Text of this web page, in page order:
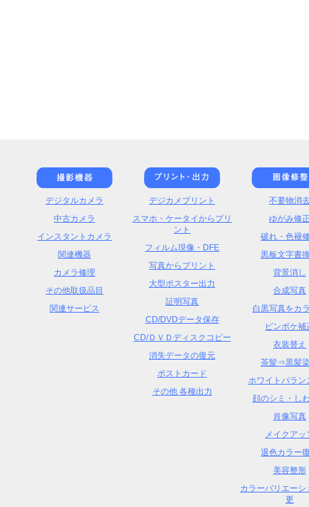
デジタルカメラ
中古カメラ
インスタントカメラ
関連機器
カメラ修理
その他取扱品目
関連サービス
デジカメプリント
スマホ・ケータイからプリ
ント
フィルム現像・DFE
写真からプリント
大型ポスター出力
証明写真
CD/DVDデータ保存
CD/ＤＶＤディスクコピー
消失データの復元
ポストカード
その他 各種出力
不要物消
ゆがみ修
破れ・色褪
黒板文字書
背景消し
合成写真
白黒写真をカ
ピンボケ補
衣装替え
茶髪⇒黒髪
ホワイトバラン
顔のシミ・し
肖像写真
メイクアッ
退色カラー
美容整形
カラーバリエーシ
更